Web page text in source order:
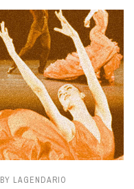
BY LAGENDARIO